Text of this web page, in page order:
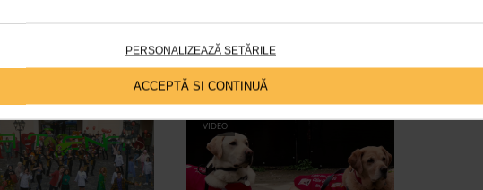
PERSONALIZEAZĂ SETĂRILE
ACCEPTĂ SI CONTINUĂ
VIDEO